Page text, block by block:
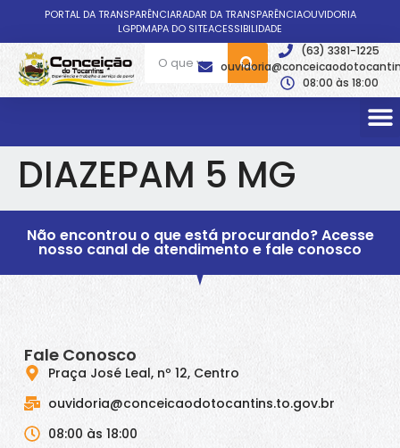
PORTAL DA TRANSPARÊNCIARADAR DA TRANSPARÊNCIAOUVIDORIA
LGPDMAPA DO SITEACESSIBILIDADE
(63) 3381-1225
08:00 às 18:00
DIAZEPAM 5 MG
Não encontrou o que está procurando? Acesse
nosso canal de atendimento e fale conosco
Fale Conosco
Praça José Leal, nº 12, Centro
ouvidoria@conceicaodotocantins.to.gov.br
08:00 às 18:00